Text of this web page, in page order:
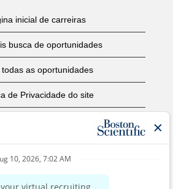
inicial de carreiras
busca de oportunidades
todas as oportunidades
de Privacidade do site
de Direitos Autorais